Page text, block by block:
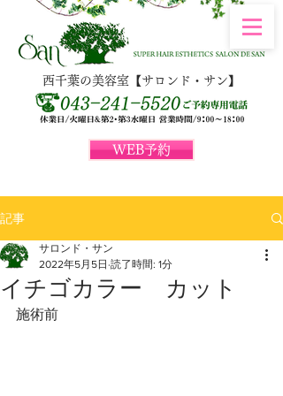
WEB予約
西千葉の美容室【サロンド・サン】
記事
イチゴカラー カット
サロンド・サン
2022年5月5日 読了時間: 1分
施術前